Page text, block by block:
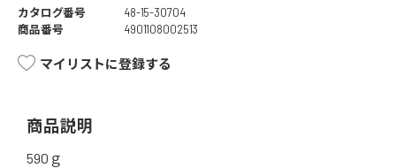
カタログ番号
48-15-30704
商品番号
4901108002513
マイリストに登録する
商品説明
590ｇ